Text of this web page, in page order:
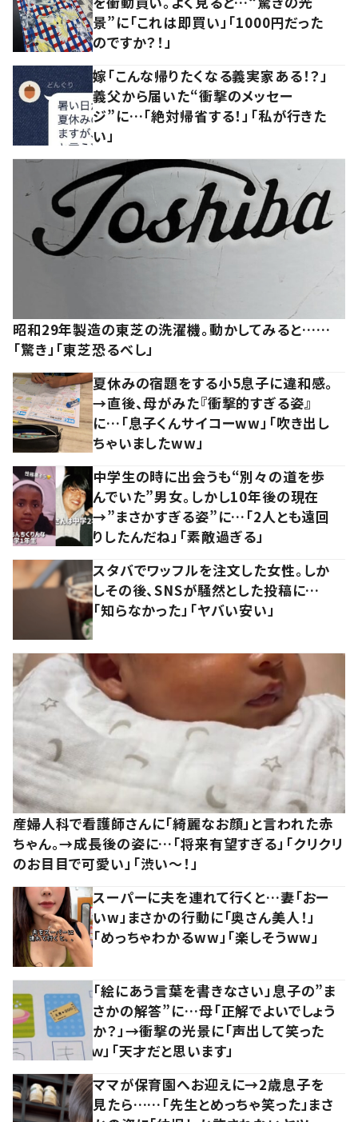
景”に「これは即買い」「1000円だった
のですか？！」
嫁「こんな帰りたくなる義実家ある！？」
義父から届いた“衝撃のメッセー
ジ”に…「絶対帰省する！」「私が行きた
い」
昭和29年製造の東芝の洗濯機。動かしてみると……
「驚き」「東芝恐るべし」
夏休みの宿題をする小5息子に違和感。
→直後、母がみた『衝撃的すぎる姿』
に…「息子くんサイコーww」「吹き出し
ちゃいましたww」
中学生の時に出会うも“別々の道を歩
んでいた”男女。しかし10年後の現在
→”まさかすぎる姿”に…「2人とも遠回
りしたんだね」「素敵過ぎる」
スタバでワッフルを注文した女性。しか
しその後、SNSが騒然とした投稿に…
「知らなかった」「ヤバい安い」
産婦人科で看護師さんに「綺麗なお顔」と言われた赤
ちゃん。→成長後の姿に…「将来有望すぎる」「クリクリ
のお目目で可愛い」「渋い～！」
スーパーに夫を連れて行くと…妻「おー
いw」まさかの行動に「奥さん美人！」
「めっちゃわかるww」「楽しそうww」
「絵にあう言葉を書きなさい」息子の”ま
さかの解答”に…母「正解でよいでしょう
か？」→衝撃の光景に「声出して笑った
ｗ」「天才だと思います」
ママが保育園へお迎えに→2歳息子を
見たら……「先生とめっちゃ笑った」まさ